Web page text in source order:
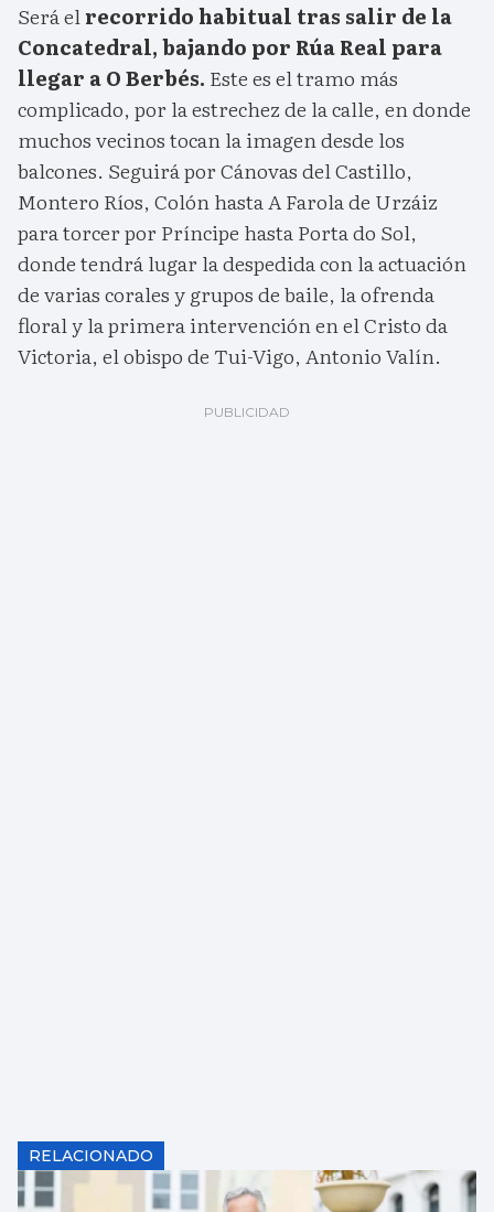
Será elrecorrido habitual tras salir de la
Concatedral, bajando por Rúa Real para
llegar a O Berbés. Este es el tramo más
complicado, por la estrechez de la calle, en donde
muchos vecinos tocan la imagen desde los
balcones. Seguirá por Cánovas del Castillo,
Montero Ríos, Colón hasta A Farola de Urzáiz
para torcer por Príncipe hasta Porta do Sol,
donde tendrá lugar la despedida con la actuación
de varias corales y grupos de baile, la ofrenda
floral y la primera intervención en el Cristo da
Victoria, el obispo de Tui-Vigo, Antonio Valín.
RELACIONADO